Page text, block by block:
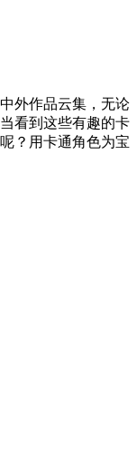
外作品云集，无论
看到这些有趣的卡
？用卡通角色为宝